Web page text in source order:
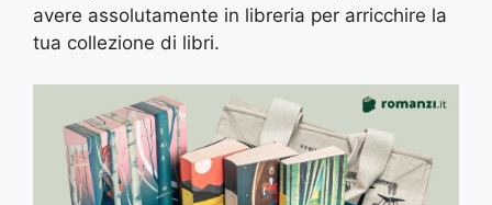
avere assolutamente in libreria per arricchire la
tua collezione di libri.